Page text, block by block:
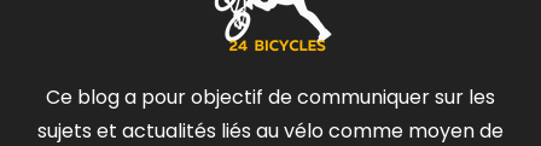
Ce blog a pour objectif de communiquer sur les
sujets et actualités liés au vélo comme moyen de